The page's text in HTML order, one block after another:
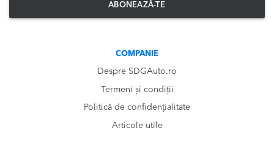
ABONEAZĂ-TE
COMPANIE
Despre SDGAuto.ro
Termeni și condiții
Politică de confidențialitate
Articole utile